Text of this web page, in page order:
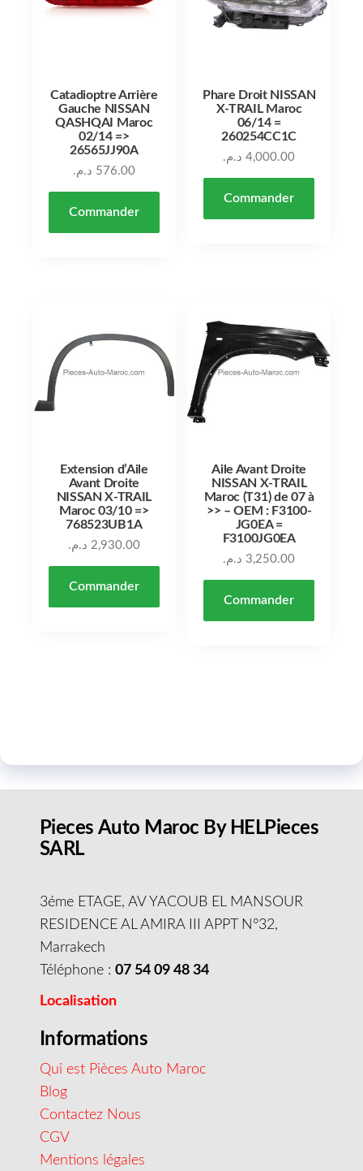
Catadioptre Arrière
Gauche NISSAN
QASHQAI Maroc
02/14 =>
26565JJ90A
576.00 د.م.
Commander
Phare Droit NISSAN
X-TRAIL Maroc
06/14 =
260254CC1C
4,000.00 د.م.
Commander
Extension d’Aile
Avant Droite
NISSAN X-TRAIL
Maroc 03/10 =>
768523UB1A
2,930.00 د.م.
Commander
Aile Avant Droite
NISSAN X-TRAIL
Maroc (T31) de 07 à
>> – OEM : F3100-
JG0EA =
F3100JG0EA
3,250.00 د.م.
Commander
Pieces Auto Maroc By HELPieces
SARL
3éme ETAGE, AV YACOUB EL MANSOUR
RESIDENCE AL AMIRA III APPT N°32,
Marrakech
Téléphone : 07 54 09 48 34
Localisation
Informations
Qui est Pièces Auto Maroc
Blog
Contactez Nous
CGV
Mentions légales